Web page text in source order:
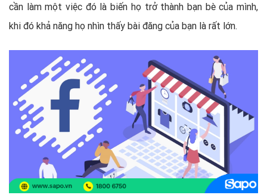
cần làm một việc đó là biến họ trở thành bạn bè của mình,
khi đó khả năng họ nhìn thấy bài đăng của bạn là rất lớn.